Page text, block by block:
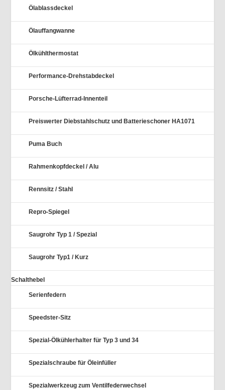
Ölablassdeckel
Ölauffangwanne
Ölkühlthermostat
Performance-Drehstabdeckel
Porsche-Lüfterrad-Innenteil
Preiswerter Diebstahlschutz und Batterieschoner HA1071
Puma Buch
Rahmenkopfdeckel / Alu
Rennsitz / Stahl
Repro-Spiegel
Saugrohr Typ 1 / Spezial
Saugrohr Typ1 / Kurz
Schalthebel
Serienfedern
Speedster-Sitz
Spezial-Ölkühlerhalter für Typ 3 und 34
Spezialschraube für Öleinfüller
Spezialwerkzeug zum Ventilfederwechsel